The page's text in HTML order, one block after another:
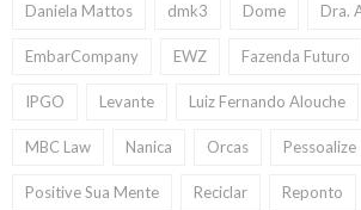
Daniela Mattos dmk3 Dome Dra.
EmbarCompany EWZ Fazenda Futuro
IPGO Levante Luiz Fernando Alouche
MBC Law Nanica Orcas Pessoalize
Positive Sua Mente Reciclar Reponto